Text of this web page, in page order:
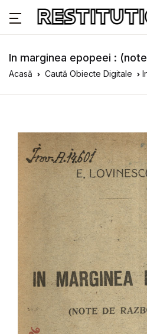
In marginea epopeei :
Acasă Caută Obiecte Digitale